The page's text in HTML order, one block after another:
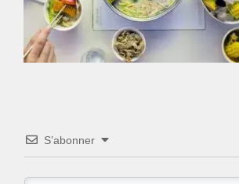
S’abonner